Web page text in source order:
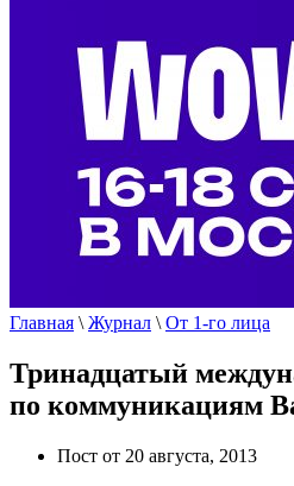
Главная \ Журнал \ От 1-го лица
Тринадцатый
по коммуникациям
Пост от 20 августа, 2013